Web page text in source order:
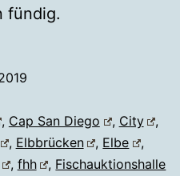
fündig.
, Cap San Diego , City
,
, Elbbrücken , Elbe
,
, fhh , Fischauktionshalle